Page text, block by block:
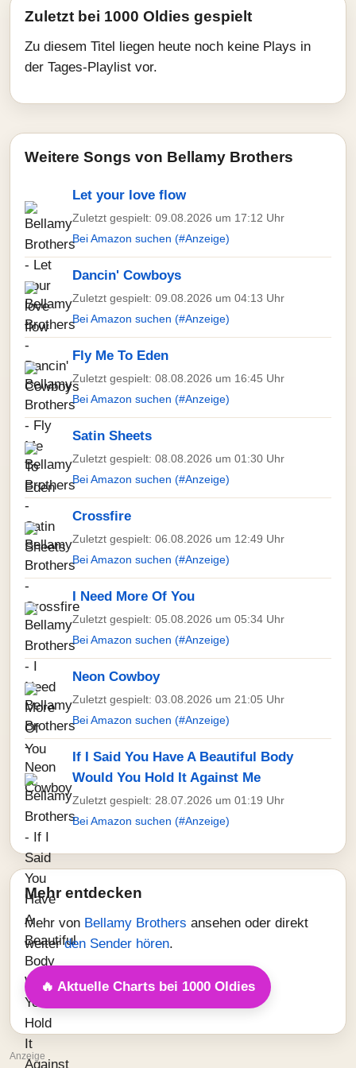
Zuletzt bei 1000 Oldies gespielt
Zu diesem Titel liegen heute noch keine Plays in
der Tages-Playlist vor.
Weitere Songs von Bellamy Brothers
Let your love flow
Zuletzt gespielt: 09.08.2026 um 17:12 Uhr
Bei Amazon suchen (#Anzeige)
Dancin' Cowboys
Zuletzt gespielt: 09.08.2026 um 04:13 Uhr
Bei Amazon suchen (#Anzeige)
Fly Me To Eden
Zuletzt gespielt: 08.08.2026 um 16:45 Uhr
Bei Amazon suchen (#Anzeige)
Satin Sheets
Zuletzt gespielt: 08.08.2026 um 01:30 Uhr
Bei Amazon suchen (#Anzeige)
Crossfire
Zuletzt gespielt: 06.08.2026 um 12:49 Uhr
Bei Amazon suchen (#Anzeige)
I Need More Of You
Zuletzt gespielt: 05.08.2026 um 05:34 Uhr
Bei Amazon suchen (#Anzeige)
Neon Cowboy
Zuletzt gespielt: 03.08.2026 um 21:05 Uhr
Bei Amazon suchen (#Anzeige)
If I Said You Have A Beautiful Body
Would You Hold It Against Me
Zuletzt gespielt: 28.07.2026 um 01:19 Uhr
Bei Amazon suchen (#Anzeige)
Mehr entdecken
Mehr von Bellamy Brothers ansehen oder direkt
weiterden Sender hören.
🔥 Aktuelle Charts bei 1000 Oldies
Anzeige